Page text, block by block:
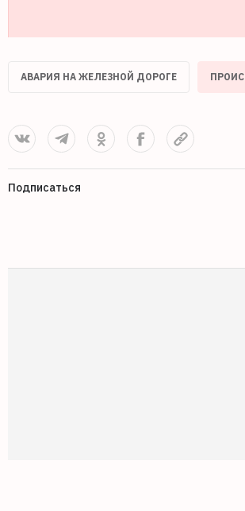
АВАРИЯ НА ЖЕЛЕЗНОЙ ДОРОГЕ
Подписаться